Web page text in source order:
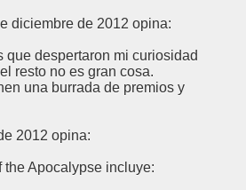
diciembre de 2012 opina:
que despertaron mi curiosidad
resto no es gran cosa.
una burrada de premios y
2012 opina:
the Apocalypse incluye: